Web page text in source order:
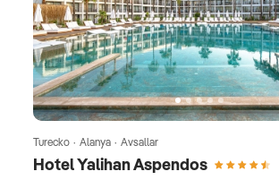
Hotel Yalihan Aspendos
Turecko · Alanya · Avsallar